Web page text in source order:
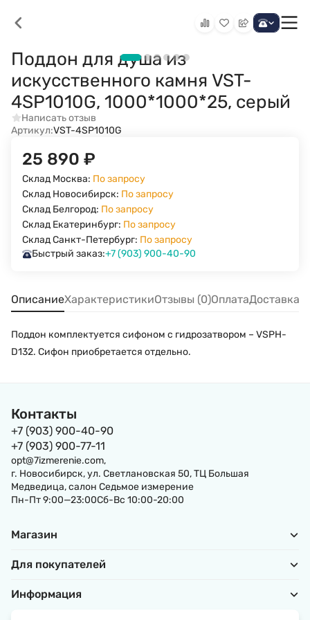
Поддон для душа из
искусственного камня VST-
4SP1010G, 1000*1000*25, серый
Написать отзыв
Артикул:VST-4SP1010G
25 890 ₽
Склад Москва: По запросу
Склад Новосибирск: По запросу
Склад Белгород: По запросу
Склад Екатеринбург: По запросу
Склад Санкт-Петербург: По запросу
Быстрый заказ:+7 (903) 900-40-90
ОписаниеХарактеристикиОтзывы (0)ОплатаДоставка
Поддон комплектуется сифоном с гидрозатвором – VSPH-
D132. Сифон приобретается отдельно.
Контакты
+7 (903) 900-40-90
+7 (903) 900-77-11
opt@7izmerenie.com,
г. Новосибирск, ул. Светлановская 50, ТЦ Большая
Медведица, салон Седьмое измерение
Пн-Пт 9:00—23:00Сб-Вс 10:00-20:00
Магазин
Для покупателей
Информация